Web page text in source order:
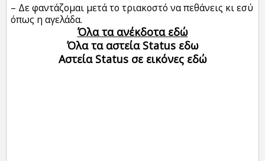
– Δε φαντάζομαι μετά το τριακοστό να πεθάνεις κι εσύ
όπως η αγελάδα.
Όλα τα ανέκδοτα εδώ
Όλα τα αστεία Status εδω
Αστεία Status σε εικόνες εδώ